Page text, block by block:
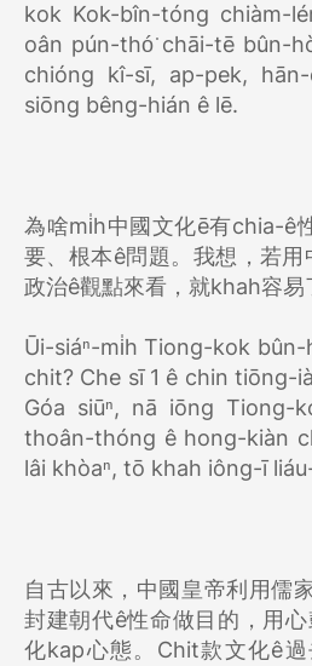
kok Kok-bîn-tóng chiàm-
oân pún-thó͘ chāi-tē bûn-
chióng kî-sī, ap-pek,
siōng bêng-hián ê lē.
為啥mi̍h中國文化ē有chia-ê
要、根本ê問題。我想，若
政治ê觀點來看，就khah容易
Ūi-siáⁿ-mi̍h Tiong-kok
chit? Che sī 1 ê chin tiōng-
Góa siūⁿ, nā iōng Tiong-
thoân-thóng ê hong-kiàn
lâi khòaⁿ, tō khah iông-ī
自古以來，中國皇帝利用儒
封建朝代ê性命做目的，用
化kap心態。Chit款文化ê